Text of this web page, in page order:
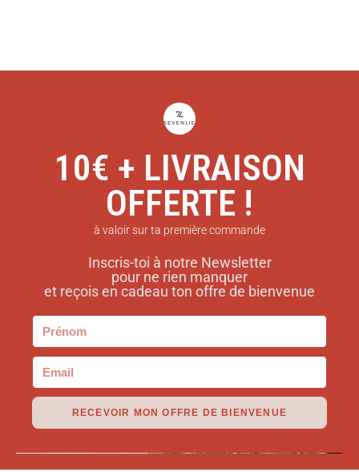
10€ + LIVRAISON
OFFERTE !
à valoir sur ta première commande
Inscris-toi à notre Newsletter
pour ne rien manquer
et reçois en cadeau ton offre de bienvenue
RECEVOIR MON OFFRE DE BIENVENUE